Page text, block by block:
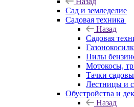
Сад и земледелие
Садовая техника
Назад
Садовая
Пилы
Мотокосы,
Тачки
Лестницы и
Обустройства и
Назад